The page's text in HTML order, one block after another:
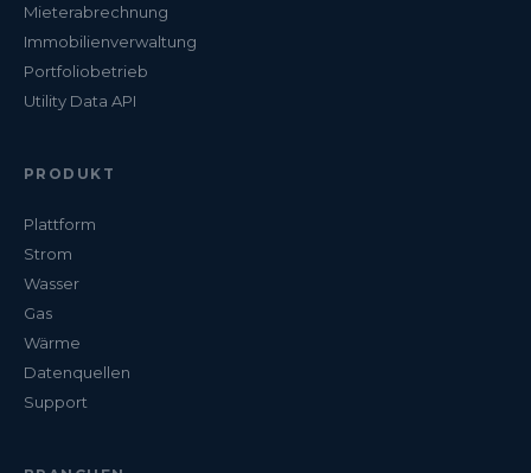
Mieterabrechnung
Immobilienverwaltung
Portfoliobetrieb
Utility Data API
PRODUKT
Plattform
Strom
Wasser
Gas
Wärme
Datenquellen
Support